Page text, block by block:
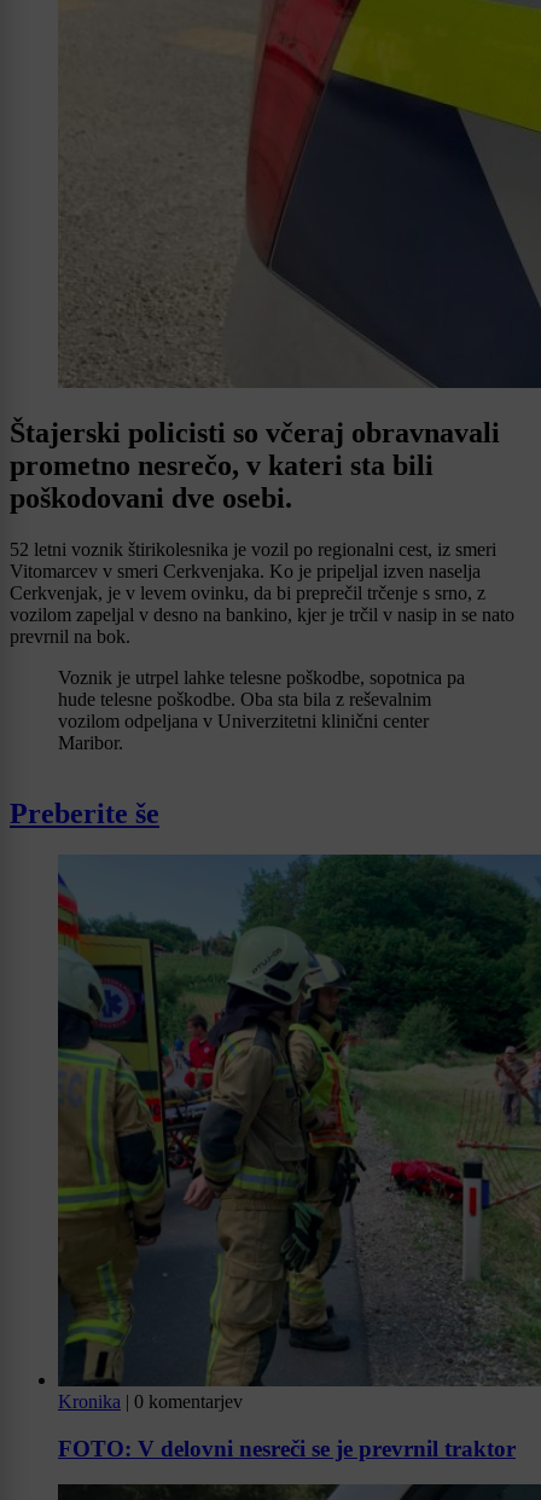
Štajerski policisti so včeraj obravnavali
prometno nesrečo, v kateri sta bili
poškodovani dve osebi.
52 letni voznik štirikolesnika je vozil po regionalni cest, iz smeri
Vitomarcev v smeri Cerkvenjaka. Ko je pripeljal izven naselja
Cerkvenjak, je v levem ovinku, da bi preprečil trčenje s srno, z
vozilom zapeljal v desno na bankino, kjer je trčil v nasip in se nato
prevrnil na bok.
Voznik je utrpel lahke telesne poškodbe, sopotnica pa
hude telesne poškodbe. Oba sta bila z reševalnim
vozilom odpeljana v Univerzitetni klinični center
Maribor.
Preberite še
Kronika | 0 komentarjev
FOTO: V delovni nesreči se je prevrnil traktor